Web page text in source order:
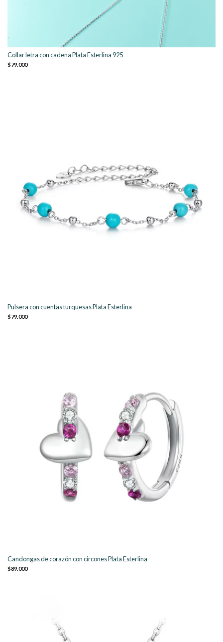
Collar letra con cadena Plata Esterlina 925
$79.000
Pulsera con cuentas turquesas Plata Esterlina
$79.000
Candongas de corazón con circones Plata Esterlina
$89.000